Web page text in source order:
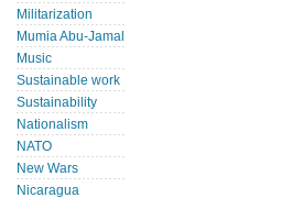
Militarization
Mumia Abu-Jamal
Music
Sustainable work
Sustainability
Nationalism
NATO
New Wars
Nicaragua